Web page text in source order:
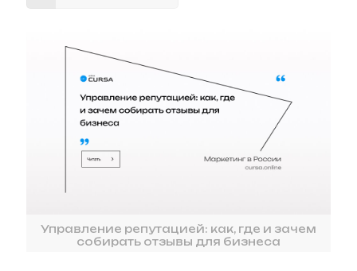
Управление репутацией: как, где и зачем
собирать отзывы для бизнеса